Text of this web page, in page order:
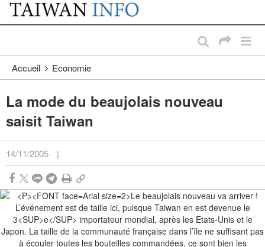
Passer au contenu principal
:::
Accueil Economie
La mode du beaujolais nouveau
saisit Taiwan
14/11/2005 |